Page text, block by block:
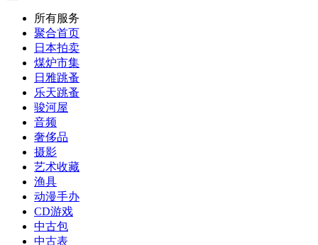
所有服务
聚合首页
日本拍卖
煤炉市集
日雅跳蚤
乐天跳蚤
骏河屋
音频
奢侈品
摄影
艺术收藏
渔具
动漫手办
CD游戏
中古包
中古表